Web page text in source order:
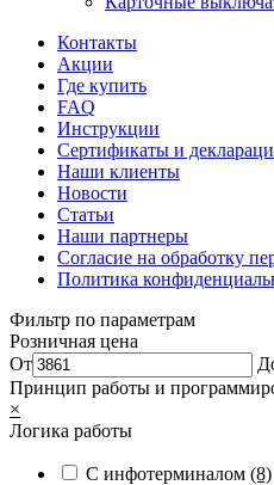
Контакты
Акции
Где купить
FAQ
Инструкции
Сертификаты и
Наши клиенты
Новости
Статьи
Наши партнеры
Согласие на обработку
Политика
Фильтр по параметрам
Розничная цена
От
Принцип работы и
×
Логика работы
С инфотерминалом (8)